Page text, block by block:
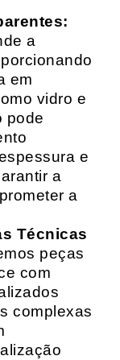
a
em
vidro e
pode
e
a
a
Técnicas
peças
com
complexas